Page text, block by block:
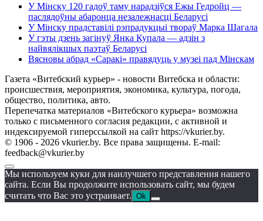
У Мінску 120 гадоў таму нарадзіўся Ежы Гедройц —
паслядоўны абаронца незалежнасці Беларусі
У Мінску прадставілі рэпрадукцыі твораў Марка Шагала
У гэты дзень загінуў Янка Купала — адзін з
найвялікшых паэтаў Беларусі
Вясновы абрад «Саракі» правядуць у музеі пад Мінскам
Газета «Витебский курьер» - новости Витебска и области:
происшествия, мероприятия, экономика, культура, погода,
общество, политика, авто.
Перепечатка материалов «Витебского курьера» возможна
только с письменного согласия редакции, с активной и
индексируемой гиперссылкой на сайт https://vkurier.by.
© 1906 - 2026 vkurier.by. Все права защищены. E-mail:
feedback@vkurier.by
Мы используем куки для наилучшего представления нашего
сайта. Если Вы продолжите использовать сайт, мы будем
считать что Вас это устраивает. Ok